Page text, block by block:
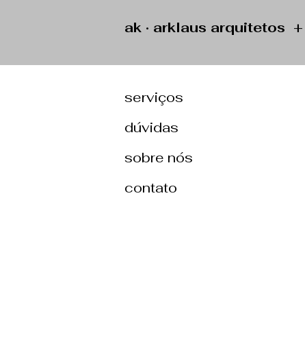
ak · arklaus arquitetos +
serviços
dúvidas
sobre nós
contato